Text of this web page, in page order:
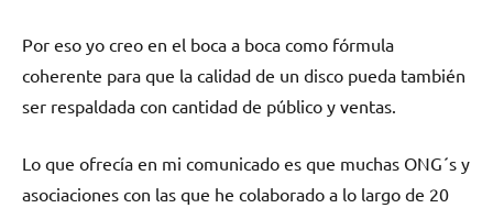
Por eso yo creo en el boca a boca como fórmula
coherente para que la calidad de un disco pueda también
ser respaldada con cantidad de público y ventas.
Lo que ofrecía en mi comunicado es que muchas ONG´s y
asociaciones con las que he colaborado a lo largo de 20